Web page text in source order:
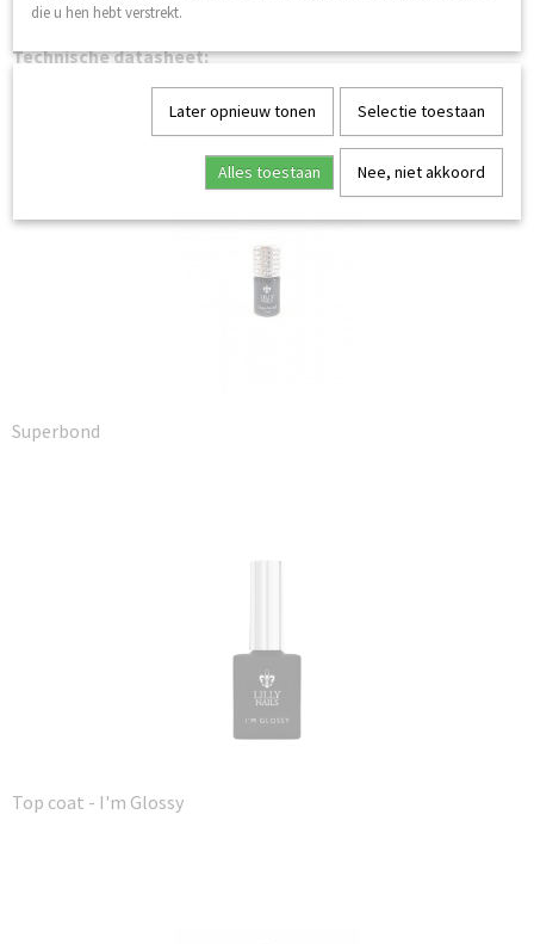
betere houdbaarheid.
Technische datasheet:
Superbond
Top coat - I'm Glossy
die u hen hebt verstrekt.
Later opnieuw tonen Selectie toestaan
Alles toestaan Nee, niet akkoord